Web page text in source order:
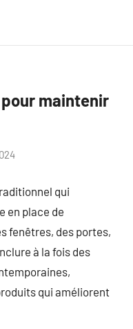
maintenir
qui
en place de
fenêtres, des portes,
à la fois des
qui améliorent